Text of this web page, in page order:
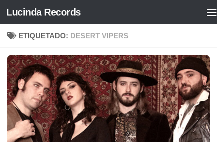
Saltar al contenido
Lucinda Records
ETIQUETADO: DESERT VIPERS